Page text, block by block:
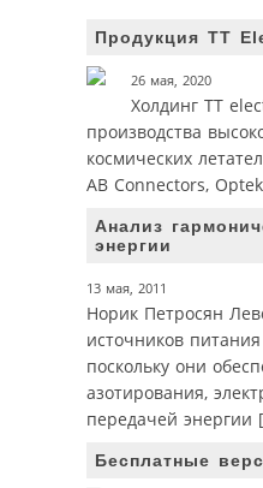
Продукция TT
26 мая, 2020
Холдинг TT
производства
космических
AB Connectors,
Анализ
энергии
13 мая, 2011
Норик Петросян
источников
поскольку они
азотирования,
передачей
Бесплатные